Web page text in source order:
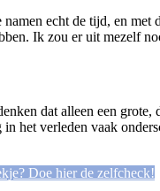
echt de tijd, en
Ik zou er uit mezelf
dat alleen een
verleden vaak
Doe hier de zelfcheck!